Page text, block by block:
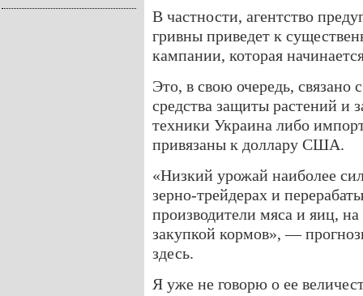
В частности, агентство
гривны приведет к
кампании, которая
Это, в свою очередь, связано
средства защиты растений и
техники Украина либо
привязаны к доллару США.
«Низкий урожай наиболее
зерно-трейдерах и
производители мяса и яиц,
закупкой кормов», —
здесь.
Я уже не говорю о ее